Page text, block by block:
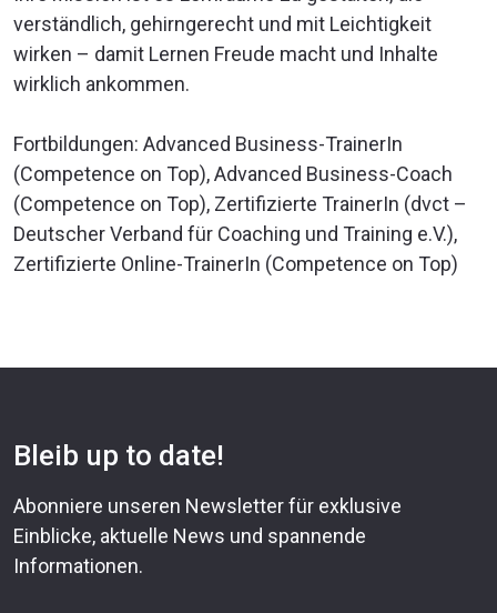
verständlich, gehirngerecht und mit Leichtigkeit
wirken – damit Lernen Freude macht und Inhalte
wirklich ankommen.
Fortbildungen: Advanced Business-TrainerIn
(Competence on Top), Advanced Business-Coach
(Competence on Top), Zertifizierte TrainerIn (dvct –
Deutscher Verband für Coaching und Training e.V.),
Zertifizierte Online-TrainerIn (Competence on Top)
Bleib up to date!
Abonniere unseren Newsletter für exklusive
Einblicke, aktuelle News und spannende
Informationen.